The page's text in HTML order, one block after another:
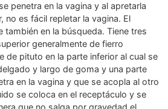
penetra en la vagina y al apretarla
no es fácil repletar la vagina. El
también en la búsqueda. Tiene tres
generalmente de fierro
de pituto en la parte inferior al cual se
y largo de goma y una parte
en la vagina y que se acopla al otro
se coloca en el receptáculo y se
que no salga por gravedad el